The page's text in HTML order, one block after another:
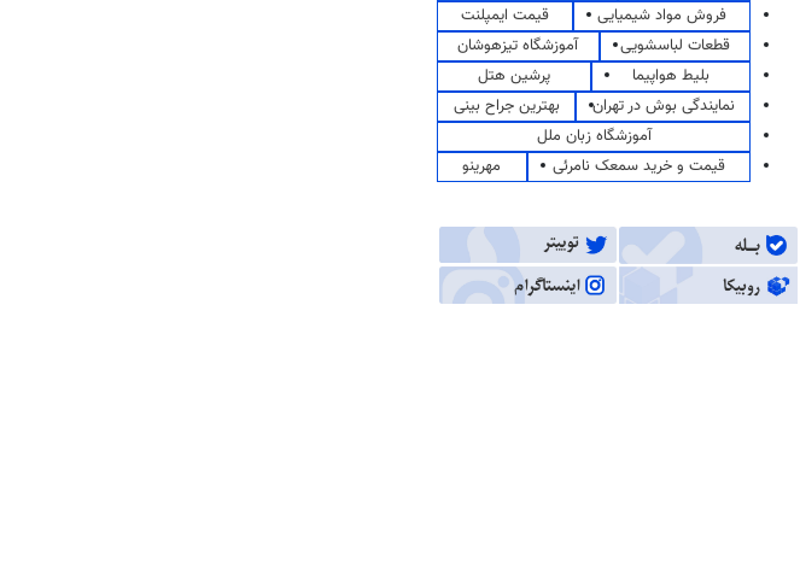
فروش مواد شیمیایی
قیمت ایمپلنت
قطعات لباسشویی
آموزشگاه تیزهوشان
بلیط هواپیما
پرشین هتل
نمایندگی بوش در تهران
بهترین جراح بینی
آموزشگاه زبان ملل
قیمت و خرید سمعک نامرئی
مهرینو